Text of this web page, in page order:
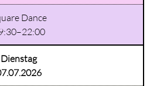
Dance
Dienstag